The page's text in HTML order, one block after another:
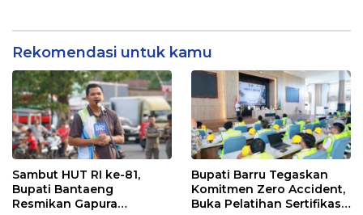
Rekomendasi untuk kamu
Sambut HUT RI ke-81,
Bupati Bantaeng
Resmikan Gapura
Bupati Barru Tegaskan
Komitmen Zero Accident,
Buka Pelatihan Sertifikasi